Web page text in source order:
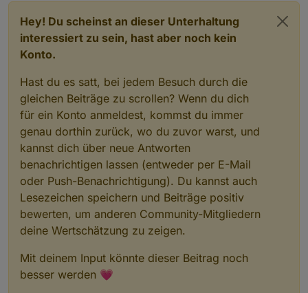
Hey! Du scheinst an dieser Unterhaltung
interessiert zu sein, hast aber noch kein
Konto.
Hast du es satt, bei jedem Besuch durch die
gleichen Beiträge zu scrollen? Wenn du dich
für ein Konto anmeldest, kommst du immer
genau dorthin zurück, wo du zuvor warst, und
kannst dich über neue Antworten
benachrichtigen lassen (entweder per E-Mail
oder Push-Benachrichtigung). Du kannst auch
Lesezeichen speichern und Beiträge positiv
bewerten, um anderen Community-Mitgliedern
deine Wertschätzung zu zeigen.
Mit deinem Input könnte dieser Beitrag noch
besser werden 💗